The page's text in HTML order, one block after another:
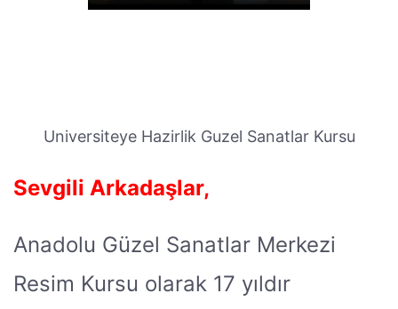
Universiteye Hazirlik Guzel Sanatlar Kursu
Sevgili Arkadaşlar,
Anadolu Güzel Sanatlar Merkezi
Resim Kursu olarak 17 yıldır